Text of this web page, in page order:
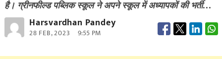
है। ग्रीनफील्ड पब्लिक स्कूल ने अपने स्कूल में अध्यापकों की भर्ती…
Harsvardhan Pandey
28 FEB, 2023 9:55 PM